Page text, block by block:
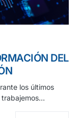
DEL
los últimos
trabajemos…